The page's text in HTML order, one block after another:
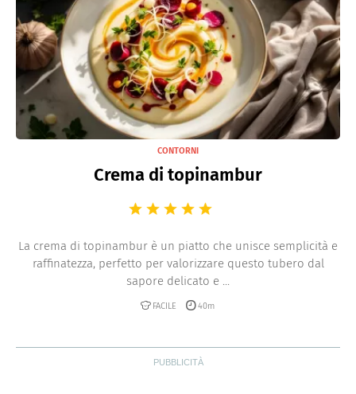
CONTORNI
Crema di topinambur
La crema di topinambur è un piatto che unisce semplicità e
raffinatezza, perfetto per valorizzare questo tubero dal
sapore delicato e ...
FACILE 40m